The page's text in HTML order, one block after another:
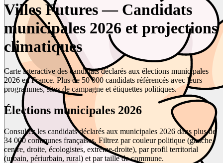
Villes Futures — Candidats
municipales 2026 et projections
climatiques
Carte interactive des candidats déclarés aux élections municipales
2026 en France. Plus de 50 000 candidats référencés avec leurs
programmes, sites de campagne et étiquettes politiques.
Élections municipales 2026
Consultez les candidats déclarés aux municipales 2026 dans plus de
34 000 communes françaises. Filtrez par couleur politique (gauche,
centre, droite, écologistes, extrême-droite), par profil territorial
(urbain, périurbain, rural) et par taille de commune.